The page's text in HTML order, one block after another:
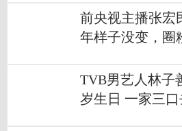
前央视主播张宏
年样子没变，圈
TVB男艺人林子
岁生日 一家三